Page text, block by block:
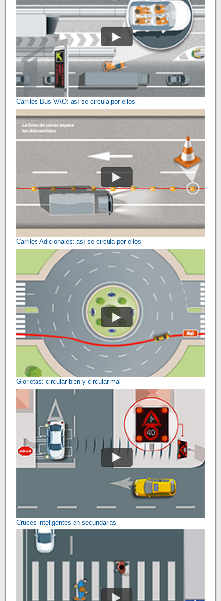
Carriles Bus-VAO: así se circula por ellos
Carriles Adicionales: así se circula por ellos
Glorietas: circular bien y circular mal
Cruces inteligentes en secundarias